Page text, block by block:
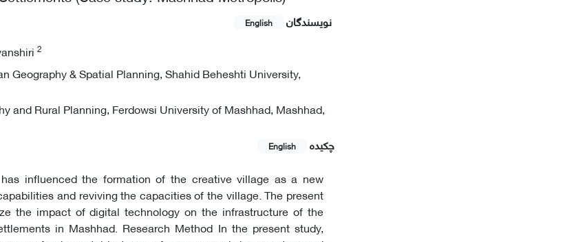
نویسندگان English
2
Geography & Spatial Planning, Shahid Beheshti University,
and Rural Planning, Ferdowsi University of Mashhad, Mashhad,
چکیده
English
influenced the formation of the creative village as a new
and reviving the capacities of the village. The present
the impact of digital technology on the infrastructure of the
in Mashhad. Research Method In the present study,